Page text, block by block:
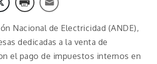
Nacional de Electricidad (ANDE),
dedicadas a la venta de
el pago de impuestos internos en